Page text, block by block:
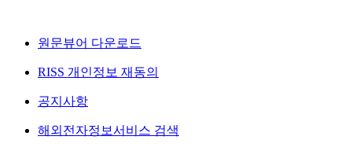
원문뷰어 다운로드
RISS 개인정보 재동의
공지사항
해외전자정보서비스 검색